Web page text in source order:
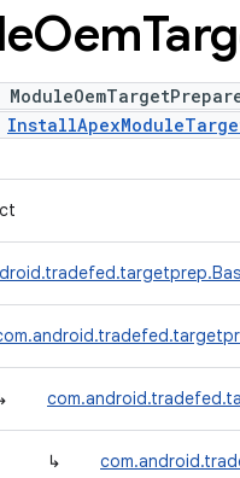
Oem
↳